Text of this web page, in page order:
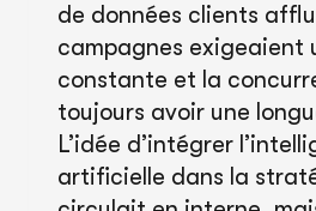
de données clients
campagnes exigeaient
constante et la
toujours avoir une
L’idée d’intégrer
artificielle dans la